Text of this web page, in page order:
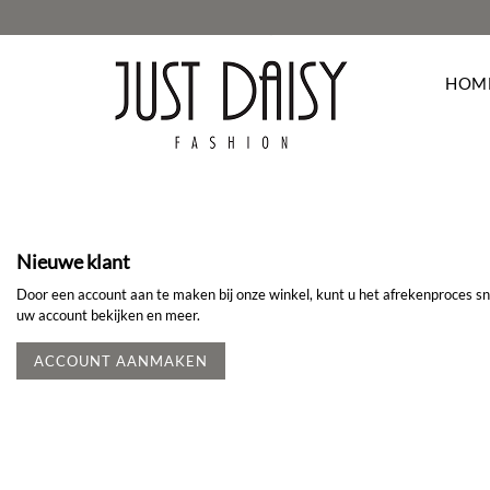
Nieuwe klant
Door een account aan te maken bij onze winkel, kunt u het afrekenproces
uw account bekijken en meer.
ACCOUNT AANMAKEN
browser
cookies
te